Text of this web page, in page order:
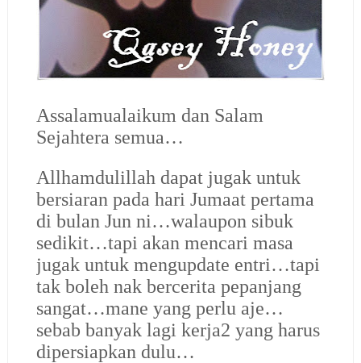
Assalamualaikum dan Salam
Sejahtera semua…
Allhamdulillah dapat jugak untuk
bersiaran pada hari Jumaat pertama
di bulan Jun ni…walaupon sibuk
sedikit…tapi akan mencari masa
jugak untuk mengupdate entri…tapi
tak boleh nak bercerita pepanjang
sangat…mane yang perlu aje…
sebab banyak lagi kerja2 yang harus
dipersiapkan dulu…